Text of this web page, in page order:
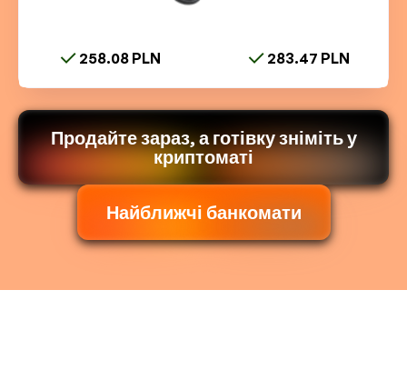
258.08 PLN 283.47 PLN
Продайте зараз, а готівку зніміть у
криптоматі
Найближчі банкомати